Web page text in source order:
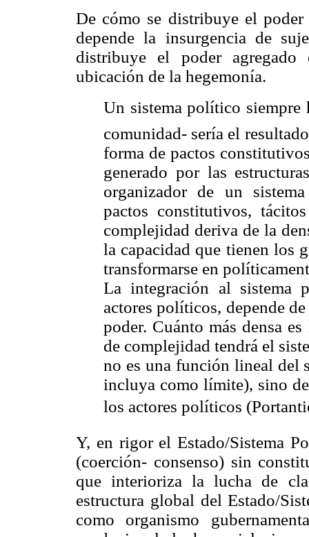
De cómo se distribuye el
depende la insurgencia de
distribuye el poder
ubicación de la hegemonía.
Un sistema político
comunidad- sería el
forma de pactos
generado por las
organizador de un
pactos constitutivos,
complejidad deriva de la
la capacidad que tienen los
transformarse en
La integración al sistema
actores políticos, depende
poder. Cuánto más densa
de complejidad tendrá el
no es una función lineal del
incluya como límite), sino
los actores políticos
Y, en rigor el Estado/Sistema
(coerción- consenso) sin
que interioriza la lucha de
estructura global del Estado/
como organismo